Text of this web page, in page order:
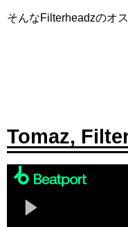
そんなFilterheadzのオ
Tomaz,